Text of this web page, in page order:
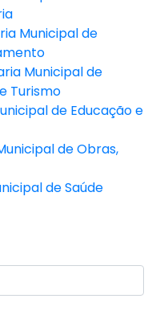
Municipal de
Municipal de
Turismo
de Educação e
de Obras,
de Saúde